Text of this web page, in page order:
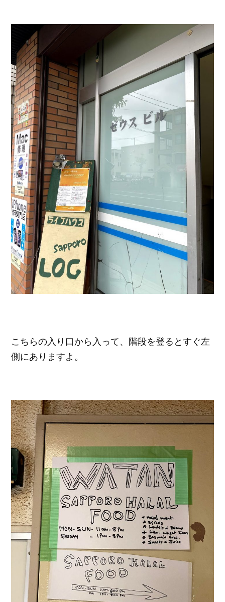
こちらの入り口から入って、階段を登るとすぐ左
側にありますよ。